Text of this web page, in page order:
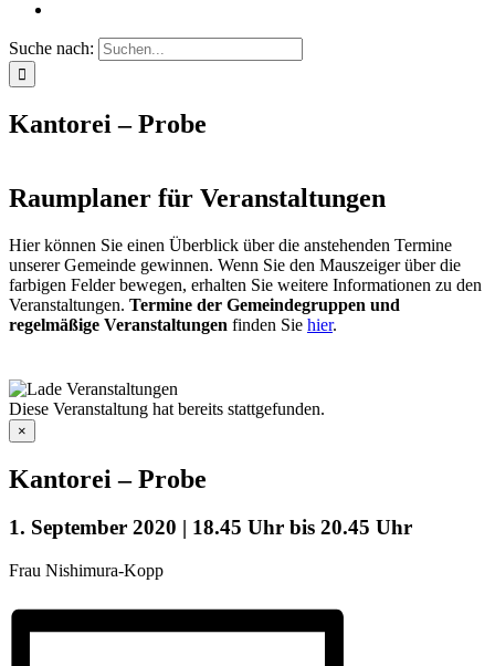
Suche nach:
Kantorei – Probe
Raumplaner für Veranstaltungen
Hier können Sie einen Überblick über die anstehenden Termine
unserer Gemeinde gewinnen. Wenn Sie den Mauszeiger über die
farbigen Felder bewegen, erhalten Sie weitere Informationen zu den
Veranstaltungen. Termine der Gemeindegruppen und
regelmäßige Veranstaltungen finden Sie hier.
Diese Veranstaltung hat bereits stattgefunden.
×
Kantorei – Probe
1. September 2020 | 18.45 Uhr bis 20.45 Uhr
Frau Nishimura-Kopp